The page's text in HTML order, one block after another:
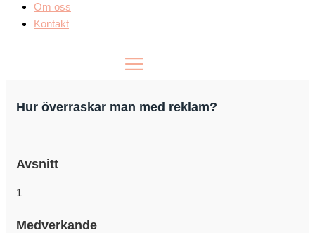
Om oss
Kontakt
Hur överraskar man med reklam?
Avsnitt
1
Medverkande